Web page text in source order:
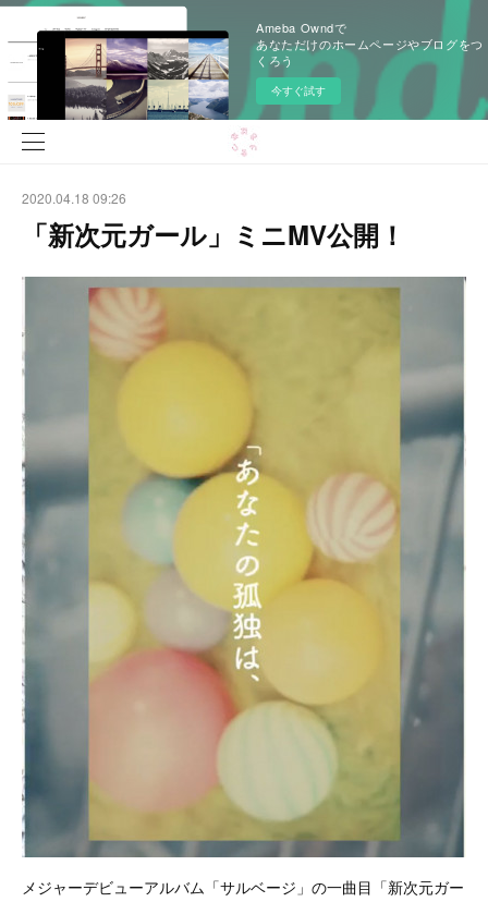
Ameba Owndで
あなただけのホームページやブログをつ
くろう
今すぐ試す
2020.04.18 09:26
「新次元ガール」ミニMV公開！
メジャーデビューアルバム「サルベージ」の一曲目「新次元ガー